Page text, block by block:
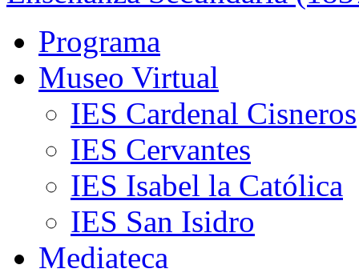
Programa
Museo Virtual
IES Cardenal Cisneros
IES Cervantes
IES Isabel la Católica
IES San Isidro
Mediateca